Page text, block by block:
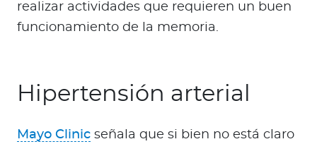
realizar actividades que requieren un buen
funcionamiento de la memoria.
Hipertensión arterial
Mayo Clinic señala que si bien no está claro